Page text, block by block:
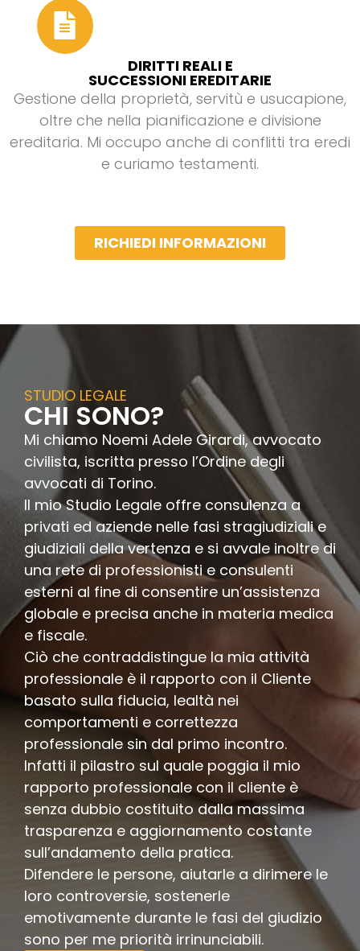
DIRITTI REALI E
SUCCESSIONI EREDITARIE
Gestione della proprietà, servitù e usucapione,
oltre che nella pianificazione e divisione
ereditaria. Mi occupo anche di conflitti tra eredi
e curiamo testamenti.
RICHIEDI INFORMAZIONI
STUDIO LEGALE
CHI SONO?
Mi chiamo Noemi Adele Girardi, avvocato
civilista, iscritta presso l’Ordine degli
avvocati di Torino.
Il mio Studio Legale offre consulenza a
privati ed aziende nelle fasi stragiudiziali e
giudiziali della vertenza e si avvale inoltre di
una rete di professionisti e consulenti
esterni al fine di consentire un’assistenza
globale e precisa anche in materia medica
e fiscale.
Ciò che contraddistingue la mia attività
professionale è il rapporto con il Cliente
basato sulla fiducia, lealtà nei
comportamenti e correttezza
professionale sin dal primo incontro.
Infatti il pilastro sul quale poggia il mio
rapporto professionale con il cliente è
senza dubbio costituito dalla massima
trasparenza e aggiornamento costante
sull’andamento della pratica.
Difendere le persone, aiutarle a dirimere le
loro controversie, sostenerle
emotivamente durante le fasi del giudizio
sono per me priorità irrinunciabili.